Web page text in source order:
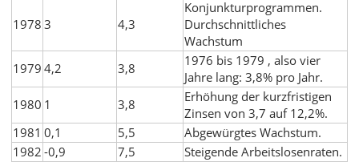
1978 3 4,3
Konjunkturprogrammen.
Durchschnittliches
Wachstum
1979 4,2 3,8
1976 bis 1979 , also vier
Jahre lang: 3,8% pro Jahr.
1980 1 3,8
Erhöhung der kurzfristigen
Zinsen von 3,7 auf 12,2%.
1981 0,1 5,5
Abgewürgtes Wachstum.
1982 -0,9 7,5 Steigende Arbeitslosenraten.